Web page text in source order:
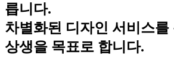
릅니다.
차별화된 디자인 서비스를
상생을 목표로 합니다.